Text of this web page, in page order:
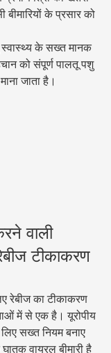
के प्रसार को
स्वास्थ्य के सख्त मानक
को संपूर्ण पालतू पशु
जाता है।
वाली
टीकाकरण
रेबीज का टीकाकरण
में से एक है। यूरोपीय
सख्त नियम बनाए
वायरल बीमारी है